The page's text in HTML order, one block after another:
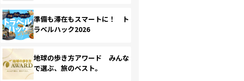
準備も滞在もスマートに！ ト
ラベルハック2026
地球の歩き方アワード みんな
で選ぶ、旅のベスト。